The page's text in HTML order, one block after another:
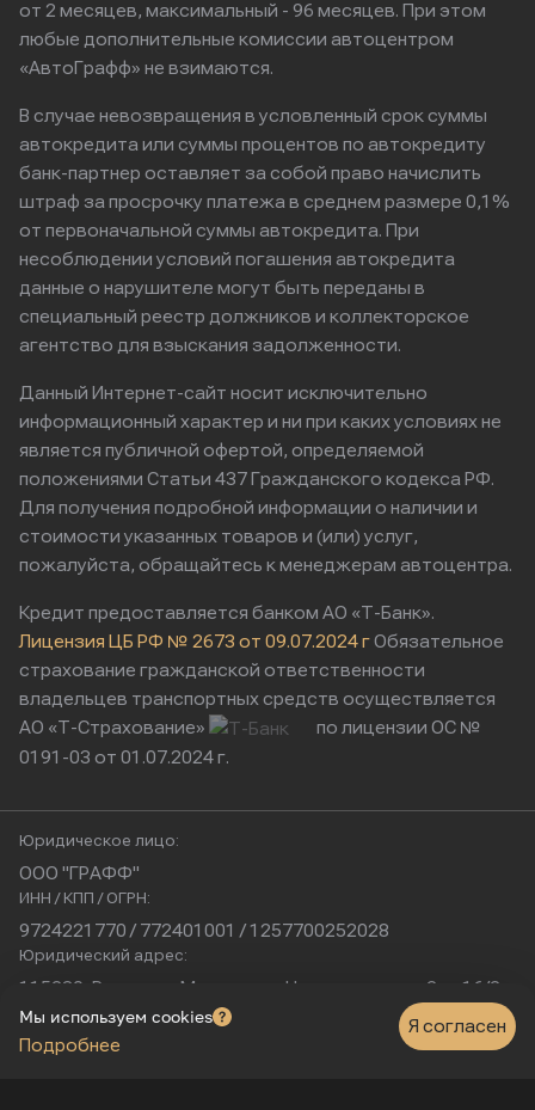
от 2 месяцев, максимальный - 96 месяцев. При этом
любые дополнительные комиссии автоцентром
«АвтоГрафф» не взимаются.
В случае невозвращения в условленный срок суммы
автокредита или суммы процентов по автокредиту
банк-партнер оставляет за собой право начислить
штраф за просрочку платежа в среднем размере 0,1%
от первоначальной суммы автокредита. При
несоблюдении условий погашения автокредита
данные о нарушителе могут быть переданы в
специальный реестр должников и коллекторское
агентство для взыскания задолженности.
Данный Интернет-сайт носит исключительно
информационный характер и ни при каких условиях не
является публичной офертой, определяемой
положениями Статьи 437 Гражданского кодекса РФ.
Для получения подробной информации о наличии и
стоимости указанных товаров и (или) услуг,
пожалуйста, обращайтесь к менеджерам автоцентра.
Кредит предоставляется банком АО «Т-Банк».
Лицензия ЦБ РФ № 2673 от 09.07.2024 гОбязательное
страхование гражданской ответственности
владельцев транспортных средств осуществляется
АО «Т-Страхование»
по лицензии ОС №
0191-03 от 01.07.2024 г.
Юридическое лицо:
ООО "ГРАФФ"
ИНН / КПП / ОГРН:
9724221770 / 772401001 / 1257700252028
Юридический адрес:
115230, Россия, г. Москва, ул. Нагатинская, д. 2, п. 16/2
Физический адрес:
г. Москва, Нагатинская улица, 16к1с5
Мы используем cookies
Подробнее
Я согласен